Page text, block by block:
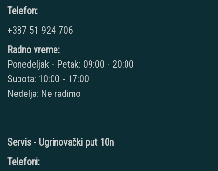
Telefon:
+387 51 924 706
Radno vreme:
Ponedeljak - Petak: 09:00 - 20:00
Subota: 10:00 - 17:00
Nedelja: Ne radimo
Servis - Ugrinovački put 10n
Telefoni: